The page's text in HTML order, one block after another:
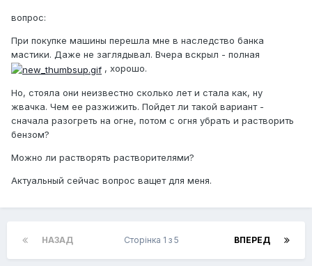
вопрос:
При покупке машины перешла мне в наследство банка
мастики. Даже не заглядывал. Вчера вскрыл - полная
, хорошо.
Но, стояла они неизвестно сколько лет и стала как, ну
жвачка. Чем ее разжижить. Пойдет ли такой вариант -
сначала разогреть на огне, потом с огня убрать и растворить
бензом?
Можно ли растворять растворителями?
Актуальный сейчас вопрос ващет для меня.
НАЗАД ВПЕРЕД
Сторінка 1 з 5